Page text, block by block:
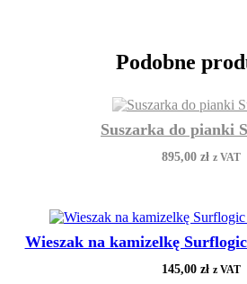
Podobne
Suszarka do pianki
895,00 zł z VAT
Wieszak na kamizelkę
145,00 zł z VAT